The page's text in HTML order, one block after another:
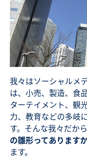
我々はソーシャルメ
は、小売、製造、食
ターテイメント、観
力、教育などの多岐
す。そんな我々だか
の雛形ってありますか
ます。